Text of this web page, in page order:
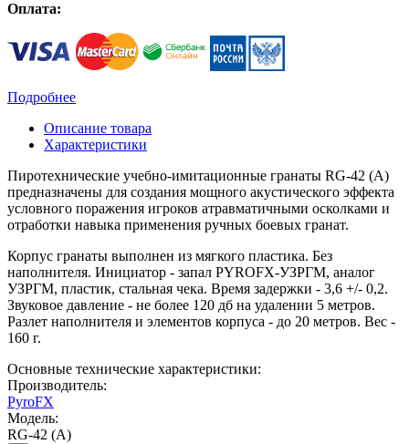
Оплата:
Подробнее
Описание товара
Характеристики
Пиротехнические учебно-имитационные гранаты RG-42 (А)
предназначены для создания мощного акустического эффекта
условного поражения игроков атравматичными осколками и
отработки навыка применения ручных боевых гранат.
Корпус гранаты выполнен из мягкого пластика. Без
наполнителя. Инициатор - запал PYROFX-УЗРГМ, аналог
УЗРГМ, пластик, стальная чека. Время задержки - 3,6 +/- 0,2.
Звуковое давление - не более 120 дб на удалении 5 метров.
Разлет наполнителя и элементов корпуса - до 20 метров. Вес -
160 г.
Основные технические характеристики:
Производитель:
PyroFX
Модель:
RG-42 (А)